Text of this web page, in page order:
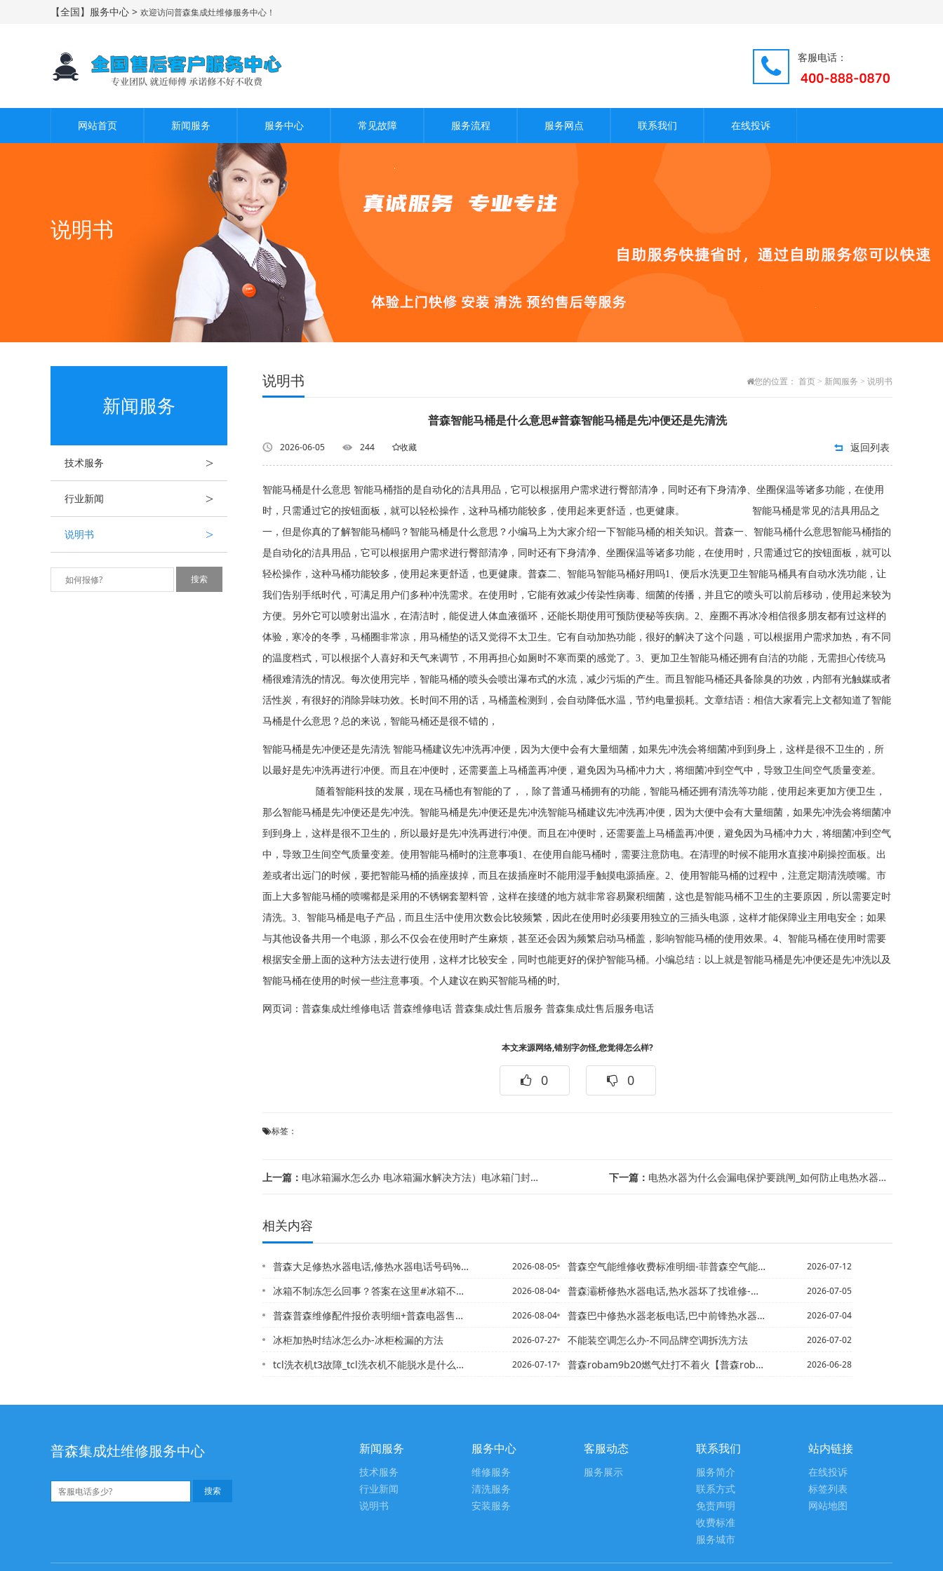
【全国】服务中心 > 欢迎访问普森集成灶维修服务中心！
客服电话：
网站首页 新闻服务 服务中心 常见故障 服务流程 服务网点 联系我们 在线投诉
说明书
新闻服务
技术服务 >
行业新闻 >
说明书 >
说明书 您的位置： 首页 > 新闻服务 > 说明书
普森智能马桶是什么意思#普森智能马桶是先冲便还是先清洗
2026-06-05 244 收藏 返回列表
智能马桶是什么意思 智能马桶指的是自动化的洁具用品，它可以根据用户需求进行臀部清净，同时还有下身清净、坐圈保温等诸多功能，在使用
时，只需通过它的按钮面板，就可以轻松操作，这种马桶功能较多，使用起来更舒适，也更健康。 智能马桶是常见的洁具用品之
一，但是你真的了解智能马桶吗？智能马桶是什么意思？小编马上为大家介绍一下智能马桶的相关知识。普森一、智能马桶什么意思智能马桶指的
是自动化的洁具用品，它可以根据用户需求进行臀部清净，同时还有下身清净、坐圈保温等诸多功能，在使用时，只需通过它的按钮面板，就可以
轻松操作，这种马桶功能较多，使用起来更舒适，也更健康。普森二、智能马智能马桶好用吗1、便后水洗更卫生智能马桶具有自动水洗功能，让
我们告别手纸时代，可满足用户们多种冲洗需求。在使用时，它能有效减少传染性病毒、细菌的传播，并且它的喷头可以前后移动，使用起来较为
方便。另外它可以喷射出温水，在清洁时，能促进人体血液循环，还能长期使用可预防便秘等疾病。2、座圈不再冰冷相信很多朋友都有过这样的
体验，寒冷的冬季，马桶圈非常凉，用马桶垫的话又觉得不太卫生。它有自动加热功能，很好的解决了这个问题，可以根据用户需求加热，有不同
的温度档式，可以根据个人喜好和天气来调节，不用再担心如厕时不寒而栗的感觉了。3、更加卫生智能马桶还拥有自洁的功能，无需担心传统马
桶很难清洗的情况。每次使用完毕，智能马桶的喷头会喷出瀑布式的水流，减少污垢的产生。而且智能马桶还具备除臭的功效，内部有光触媒或者
活性炭，有很好的消除异味功效。长时间不用的话，马桶盖检测到，会自动降低水温，节约电量损耗。文章结语：相信大家看完上文都知道了智能
马桶是什么意思？总的来说，智能马桶还是很不错的，
智能马桶是先冲便还是先清洗 智能马桶建议先冲洗再冲便，因为大便中会有大量细菌，如果先冲洗会将细菌冲到到身上，这样是很不卫生的，所
以最好是先冲洗再进行冲便。而且在冲便时，还需要盖上马桶盖再冲便，避免因为马桶冲力大，将细菌冲到空气中，导致卫生间空气质量变差。
随着智能科技的发展，现在马桶也有智能的了，，除了普通马桶拥有的功能，智能马桶还拥有清洗等功能，使用起来更加方便卫生，
那么智能马桶是先冲便还是先冲洗。智能马桶是先冲便还是先冲洗智能马桶建议先冲洗再冲便，因为大便中会有大量细菌，如果先冲洗会将细菌冲
到到身上，这样是很不卫生的，所以最好是先冲洗再进行冲便。而且在冲便时，还需要盖上马桶盖再冲便，避免因为马桶冲力大，将细菌冲到空气
中，导致卫生间空气质量变差。使用智能马桶时的注意事项1、在使用自能马桶时，需要注意防电。在清理的时候不能用水直接冲刷操控面板。出
差或者出远门的时候，要把智能马桶的插座拔掉，而且在拔插座时不能用湿手触摸电源插座。2、使用智能马桶的过程中，注意定期清洗喷嘴。市
面上大多智能马桶的喷嘴都是采用的不锈钢套塑料管，这样在接缝的地方就非常容易聚积细菌，这也是智能马桶不卫生的主要原因，所以需要定时
清洗。3、智能马桶是电子产品，而且生活中使用次数会比较频繁，因此在使用时必须要用独立的三插头电源，这样才能保障业主用电安全；如果
与其他设备共用一个电源，那么不仅会在使用时产生麻烦，甚至还会因为频繁启动马桶盖，影响智能马桶的使用效果。4、智能马桶在使用时需要
根据安全册上面的这种方法去进行使用，这样才比较安全，同时也能更好的保护智能马桶。小编总结：以上就是智能马桶是先冲便还是先冲洗以及
智能马桶在使用的时候一些注意事项。个人建议在购买智能马桶的时,
网页词： 普森集成灶维修电话 普森维修电话 普森集成灶售后服务 普森集成灶售后服务电话
本文来源网络,错别字勿怪,您觉得怎么样?
0 0
标签：
上一篇： 电冰箱漏水怎么办 电冰箱漏水解决方法）电冰箱门封条快速修理有什么技巧 电冰箱门封... 下一篇： 电热水器为什么会漏电保护要跳闸_如何防止电热水器漏电,电热水器为什么会漏电跳闸_...
相关内容
普森大足修热水器电话,修热水器电话号码%普森岱岳区维修热水器电话,美的热水器服务... 2026-08-05
冰箱不制冻怎么回事？答案在这里#冰箱不制冷,有哪些解决方案- 2026-08-04
普森普森维修配件报价表明细+普森电器售后服务电话2027年的更新 2026-08-04
冰柜加热时结冰怎么办-冰柜检漏的方法 2026-07-27
tcl洗衣机t3故障_tcl洗衣机不能脱水是什么原因 2026-07-17
普森空气能维修收费标准明细-菲普森空气能售后最新版本 2026-07-12
普森灞桥修热水器电话,热水器坏了找谁修-普森白城回收热水器电话,二手电热水器回收 2026-07-05
普森巴中修热水器老板电话,巴中前锋热水器售后服务电话@鲅鱼圈维修热水器电话,沈阳... 2026-07-04
不能装空调怎么办-不同品牌空调拆洗方法 2026-07-02
普森robam9b20燃气灶打不着火【普森robam电子燃气灶打不着火 2026-06-28
普森集成灶维修服务中心 新闻服务
技术服务
行业新闻
说明书
服务中心
维修服务
清洗服务
安装服务
客服动态
服务展示
联系我们
服务简介
联系方式
免责声明
收费标准
服务城市
站内链接
在线投诉
标签列表
网站地图